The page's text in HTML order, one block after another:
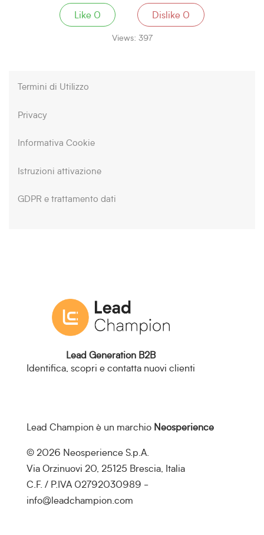
Like 0 Dislike 0
Views: 397
Termini di Utilizzo
Privacy
Informativa Cookie
Istruzioni attivazione
GDPR e trattamento dati
Lead Generation B2B
Identifica, scopri e contatta nuovi clienti
Lead Champion è un marchio Neosperience
© 2026 Neosperience S.p.A.
Via Orzinuovi 20, 25125 Brescia, Italia
C.F. / P.IVA 02792030989 -
info@leadchampion.com